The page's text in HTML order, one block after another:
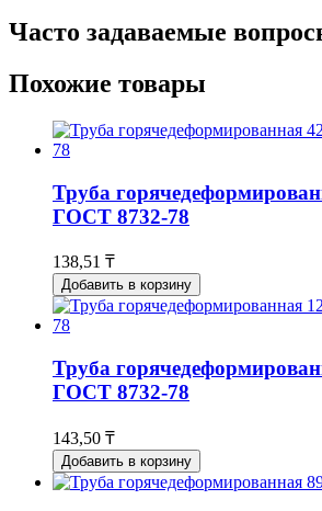
Часто задаваемые
Похожие товары
Труба
ГОСТ 8732-78
138,51 ₸
Добавить в корзину
Труба
ГОСТ 8732-78
143,50 ₸
Добавить в корзину